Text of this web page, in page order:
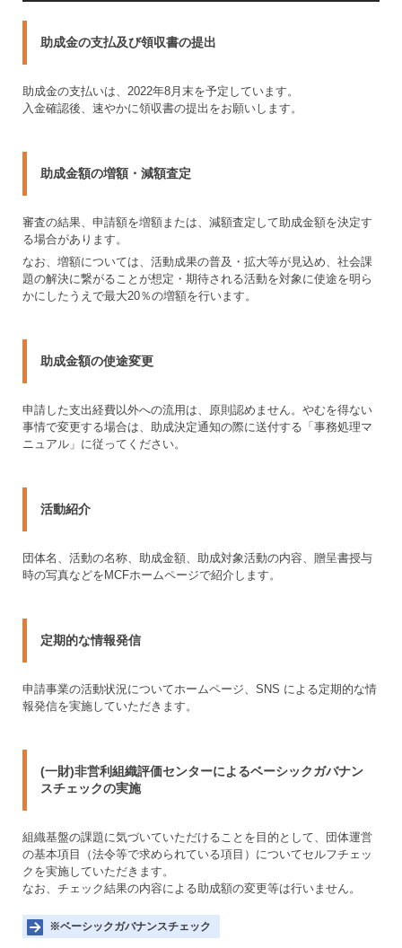
助成金の支払及び領収書の提出
助成金の支払いは、2022年8月末を予定しています。
入金確認後、速やかに領収書の提出をお願いします。
助成金額の増額・減額査定
審査の結果、申請額を増額または、減額査定して助成金額を決定す
る場合があります。
なお、増額については、活動成果の普及・拡大等が見込め、社会課
題の解決に繋がることが想定・期待される活動を対象に使途を明ら
かにしたうえで最大20％の増額を行います。
助成金額の使途変更
申請した支出経費以外への流用は、原則認めません。やむを得ない
事情で変更する場合は、助成決定通知の際に送付する「事務処理マ
ニュアル」に従ってください。
活動紹介
団体名、活動の名称、助成金額、助成対象活動の内容、贈呈書授与
時の写真などをMCFホームページで紹介します。
定期的な情報発信
申請事業の活動状況についてホームページ、SNS による定期的な情
報発信を実施していただきます。
(一財)非営利組織評価センターによるベーシックガバナン
スチェックの実施
組織基盤の課題に気づいていただけることを目的として、団体運営
の基本項目（法令等で求められている項目）についてセルフチェッ
クを実施していただきます。
なお、チェック結果の内容による助成額の変更等は行いません。
※ベーシックガバナンスチェック